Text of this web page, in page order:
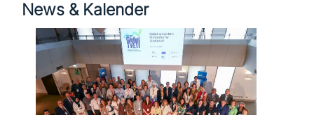
Beschäftigung, unserer eigenen
Forschungstätigkeit und unserem großen
inter­na­tio­na­len Netzwerk.
News & Kalender